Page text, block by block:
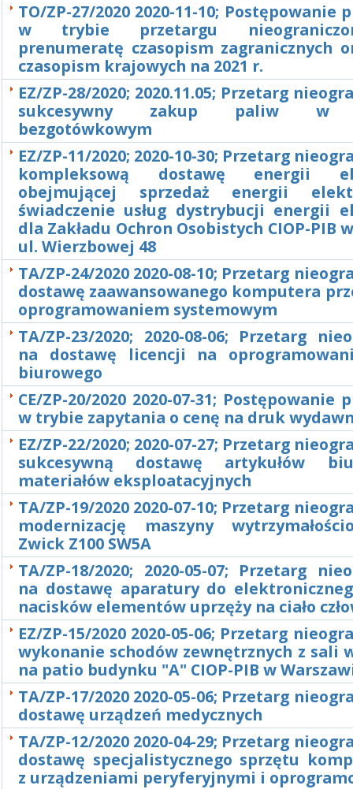
TO/ZP-27/2020 2020-11-10; Postępowanie
w trybie przetargu
prenumeratę czasopism zagranicznych
czasopism krajowych na 2021 r.
EZ/ZP-28/2020; 2020.11.05; Przetarg
sukcesywny zakup paliw w
bezgotówkowym
EZ/ZP-11/2020; 2020-10-30; Przetarg
kompleksową dostawę energii
obejmującej sprzedaż energii
świadczenie usług dystrybucji energii
dla Zakładu Ochron Osobistych CIOP-PIB
ul. Wierzbowej 48
TA/ZP-24/2020 2020-08-10; Przetarg
dostawę zaawansowanego komputera
oprogramowaniem systemowym
TA/ZP-23/2020; 2020-08-06; Przetarg
na dostawę licencji na
biurowego
CE/ZP-20/2020 2020-07-31; Postępowanie
w trybie zapytania o cenę na druk
EZ/ZP-22/2020; 2020-07-27; Przetarg
sukcesywną dostawę artykułów
materiałów eksploatacyjnych
TA/ZP-19/2020 2020-07-10; Przetarg
modernizację maszyny
Zwick Z100 SW5A
TA/ZP-18/2020; 2020-05-07; Przetarg
na dostawę aparatury do
nacisków elementów uprzęży na ciało
EZ/ZP-15/2020 2020-05-06; Przetarg
wykonanie schodów zewnętrznych z sali
na patio budynku "A" CIOP-PIB w
TA/ZP-17/2020 2020-05-06; Przetarg
dostawę urządzeń medycznych
TA/ZP-12/2020 2020-04-29; Przetarg
dostawę specjalistycznego sprzętu
z urządzeniami peryferyjnymi i